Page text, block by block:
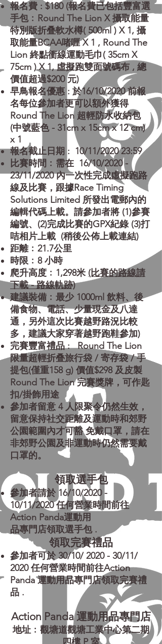
報名費 : $180 (報名費已包括豐富選
手包﹕Round The Lion X 攝取能量
特別版折叠軟水樽( 500ml ) X 1, 攝
取能量BCAA啫喱 X 1 , Round The
Lion 終點衝線運動毛巾( 35cm X
75cm ) X 1, 虛擬跑雙面號碼布 , 總
價值超過$200 元)
早鳥報名優惠 : 於16/10/2020 前報
名每位參加者更可以額外獲得
Round The Lion 超輕防水收納包
(中號藍色 - 31cm x 15cm x 12 cm)
x 1
報名截止日期 : 10/11/2020 23:59
比賽時間﹕需在 16/10/2020 -
23/11/2020 內一次性完成虛擬跑路
線及比賽，跟據Race Timing
Solutions Limited 所發出電郵內的
編輯代碼上載。 請參加者將 (1)參賽
編號、(2)完成比賽的GPX紀錄 (3)打
咭相片上載 (稍後公佈上載連結)
​距離﹕21.7公里
時限﹕8 小時
爬升高度﹕1,298米 (比賽的路線請
下載 - 路線軌跡)
建議裝備﹕最少 1000ml 飲料、後
備食物、電話、少量現金及八達
通，另外這次比賽越野路況比較
多，建議大家穿著越野跑鞋參加)
完賽豐富禮品 :Round The Lion
限量超輕折叠旅行袋 / 寄存袋 / 手
提包(僅重158 g) 價值$298及皮製
Round The Lion 完賽獎牌，可作匙
扣/掛飾用途
參加者留意 4 人限聚令仍然生效，
留意保持社交距離及運動時和郊野
公園範圍內才可豁 免戴口罩，請在
非郊野公園及非運動時仍然需要戴
口罩的。
領取選手包
參加者請於 16/10/2020 -
10/11/2020 任何營業時間前往
Action Panda運動用
品專門店領取選手包 .
領取完賽禮品
參加者可於 30/10/ 2020 - 30/11/
2020 任何營業時間前往Action
Panda 運動用品專門店領取完賽禮
品 .
Action Panda 運動用品專門店
地址﹕觀塘道觀塘工業中心第二期